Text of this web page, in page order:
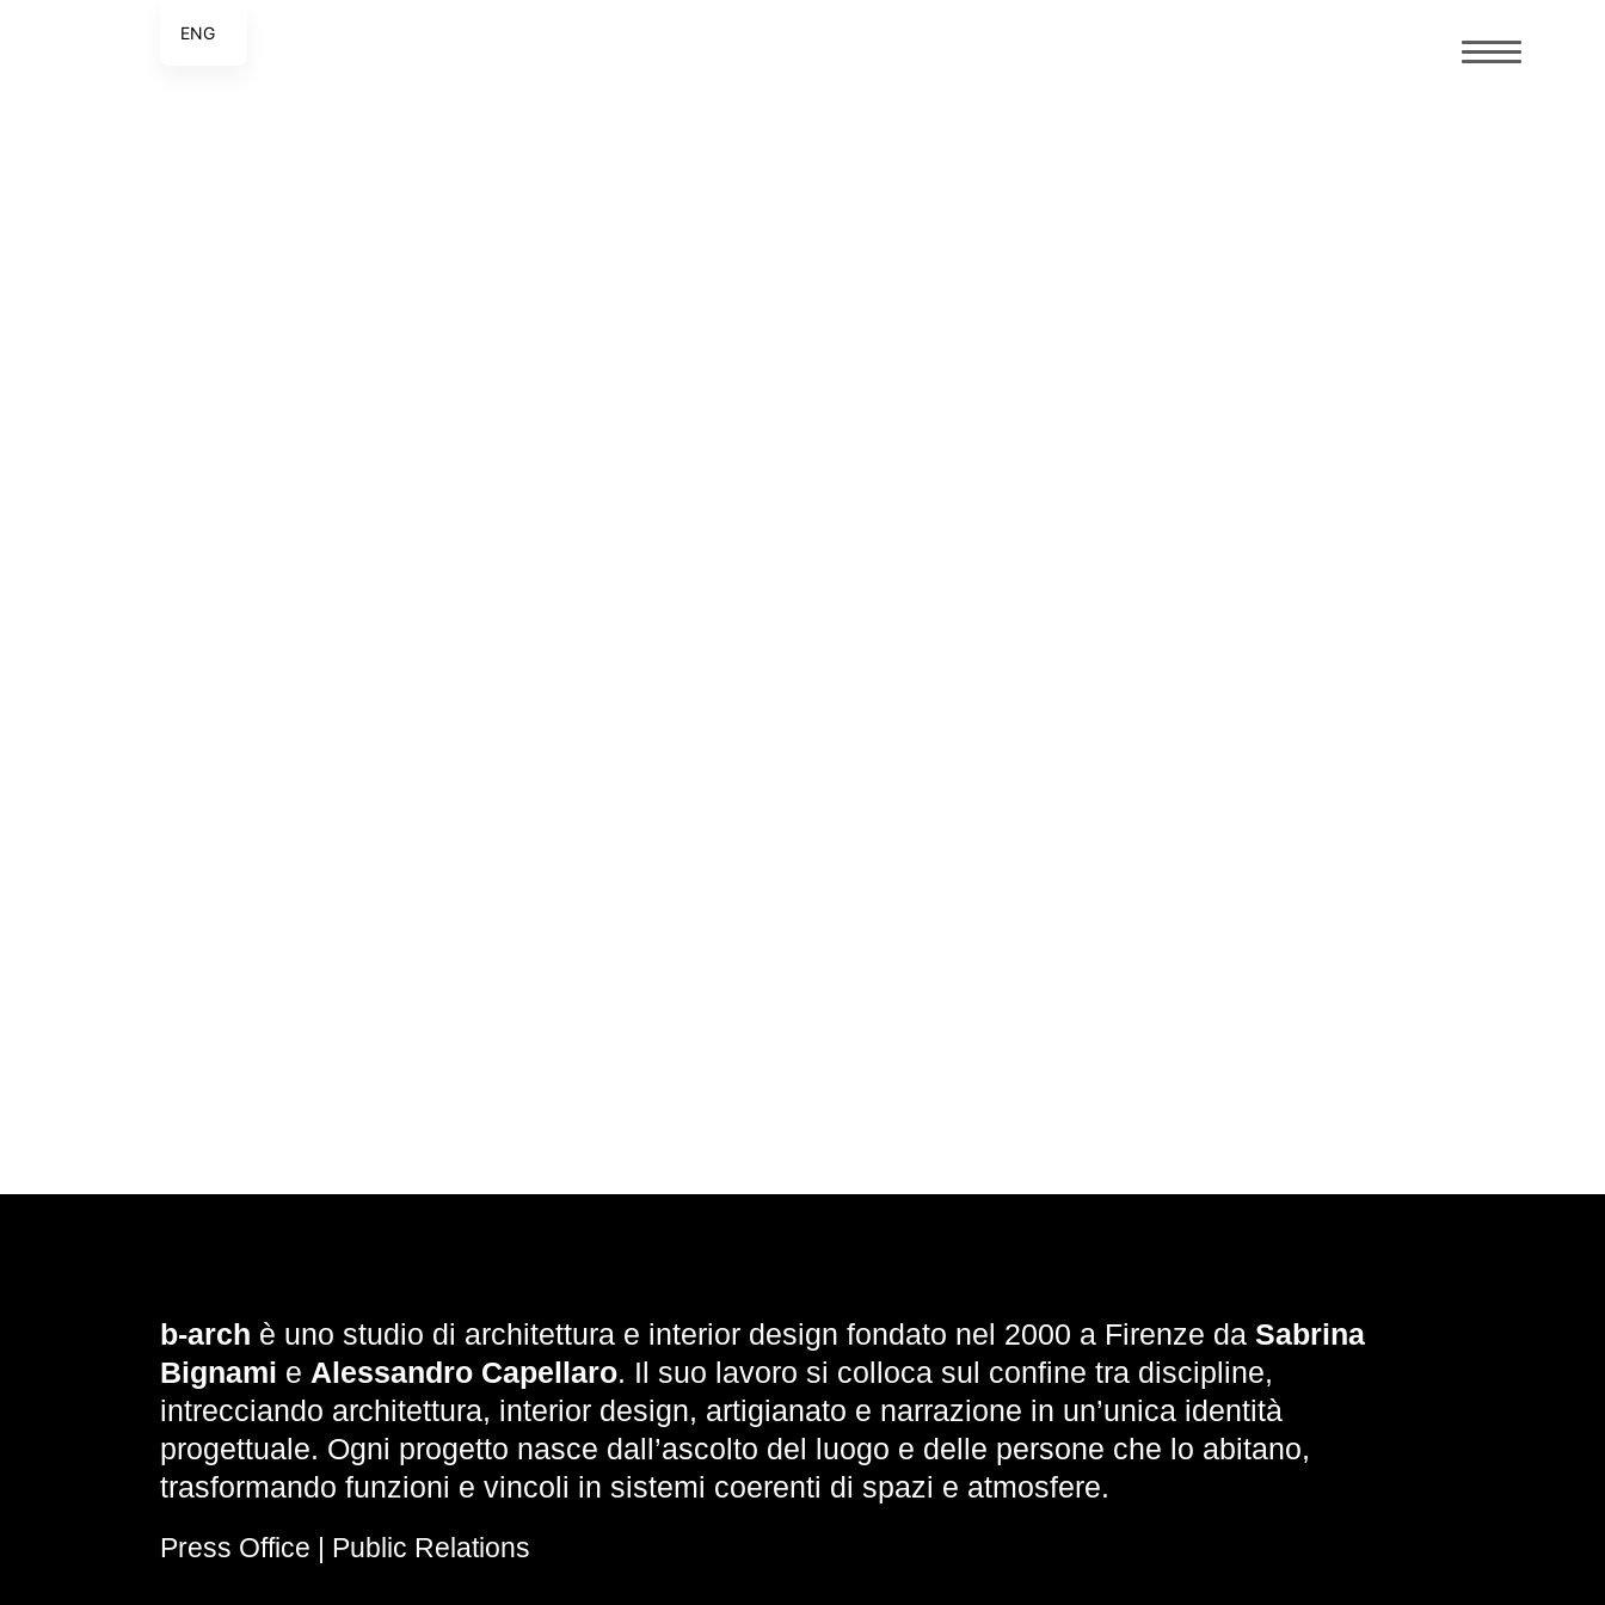
b-arch è uno studio di architettura e interior design fondato nel 2000 a Firenze da Sabrina
Bignami e Alessandro Capellaro. Il suo lavoro si colloca sul confine tra discipline,
intrecciando architettura, interior design, artigianato e narrazione in un’unica identità
progettuale. Ogni progetto nasce dall’ascolto del luogo e delle persone che lo abitano,
trasformando funzioni e vincoli in sistemi coerenti di spazi e atmosfere.
Press Office | Public Relations
ENG